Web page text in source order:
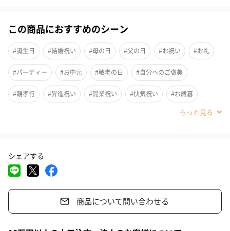
松阪牛すき焼き用（ロース・肩ロース）セットです。
400g・500gと２つのサイズをご用意いたしました。
この商品におすすめのシーン
#誕生日 #結婚祝い #母の日 #父の日 #お祝い #お礼
#パーティー #お中元 #敬老の日 #自分へのご褒美
#親孝行 #昇進祝い #開業祝い #快気祝い #お歳暮
#息子 #姉
#同僚男性
#父親 #妻 #夫 #女性
シェアする
商品について問い合わせる